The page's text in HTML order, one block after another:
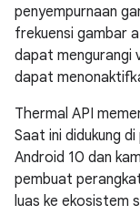
penyempurnaan
frekuensi gambar
dapat mengurangi
dapat
Thermal API
Saat ini didukung
Android 10 dan
pembuat
luas ke ekosistem